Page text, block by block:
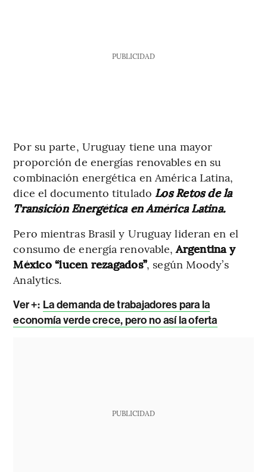
PUBLICIDAD
Por su parte, Uruguay tiene una mayor
proporción de energías renovables en su
combinación energética en América Latina,
dice el documento titulado Los Retos de la
Transición Energética en América Latina.
Pero mientras Brasil y Uruguay lideran en el
consumo de energía renovable,Argentina y
México “lucen rezagados”, según Moody’s
Analytics.
Ver +: La demanda de trabajadores para la
economía verde crece, pero no así la oferta
PUBLICIDAD